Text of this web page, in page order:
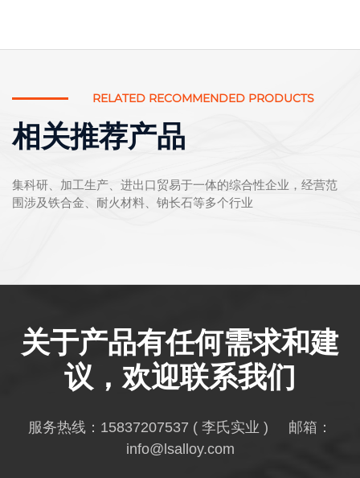
RELATED RECOMMENDED PRODUCTS
相关推荐产品
集科研、加工生产、进出口贸易于一体的综合性企业，经营范
围涉及铁合金、耐火材料、钠长石等多个行业
关于产品有任何需求和建
议，欢迎联系我们
服务热线： 15837207537 ( 李氏实业 ) 邮箱：
info@lsalloy.com